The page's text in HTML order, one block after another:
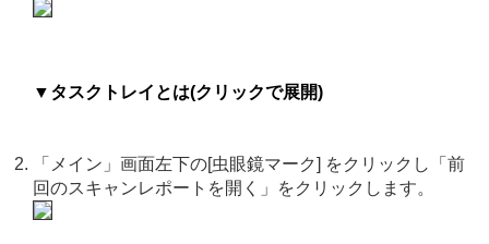
▼タスクトレイとは(クリックで展開)
「メイン」画面左下の[虫眼鏡マーク] をクリックし「前
回のスキャンレポートを開く」をクリックします。